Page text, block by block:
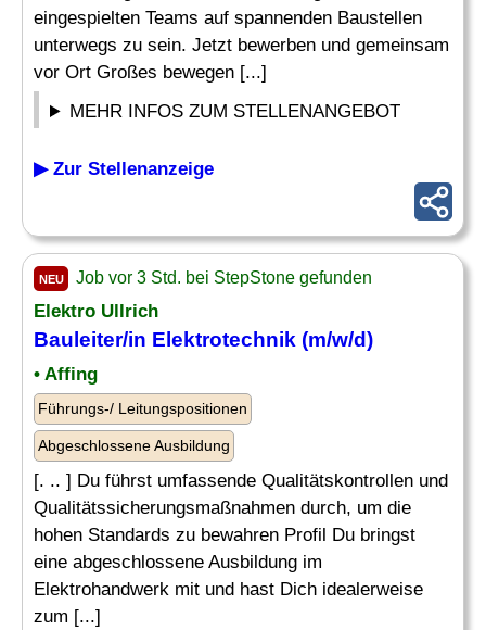
eingespielten Teams auf spannenden Baustellen
unterwegs zu sein. Jetzt bewerben und gemeinsam
vor Ort Großes bewegen [...]
MEHR INFOS ZUM STELLENANGEBOT
▶ Zur Stellenanzeige
NEU Job vor 3 Std. bei StepStone gefunden
Elektro Ullrich
Bauleiter/in Elektrotechnik (m/w/d)
• Affing
Führungs-/ Leitungspositionen
Abgeschlossene Ausbildung
[. .. ] Du führst umfassende Qualitätskontrollen und
Qualitätssicherungsmaßnahmen durch, um die
hohen Standards zu bewahren Profil Du bringst
eine abgeschlossene Ausbildung im
Elektrohandwerk mit und hast Dich idealerweise
zum [...]